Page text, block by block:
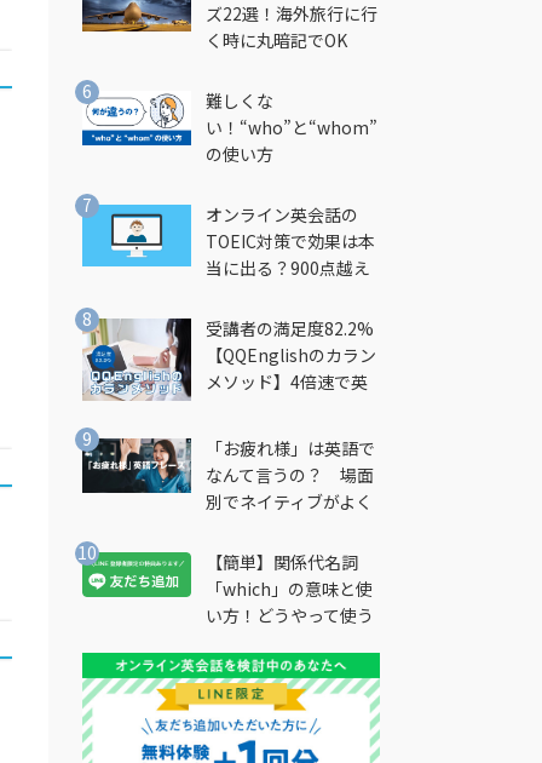
ズ22選！海外旅行に行
く時に丸暗記でOK
難しくな
い！“who”と“whom”
の使い方
オンライン英会話の
TOEIC対策で効果は本
当に出る？900点越え
受講者の満足度82.2%
【QQEnglishのカラン
メソッド】4倍速で英
法とは？
「お疲れ様」は英語で
なんて言うの？ 場面
別でネイティブがよく
説
【簡単】関係代名詞
「which」の意味と使
い方！どうやって使う